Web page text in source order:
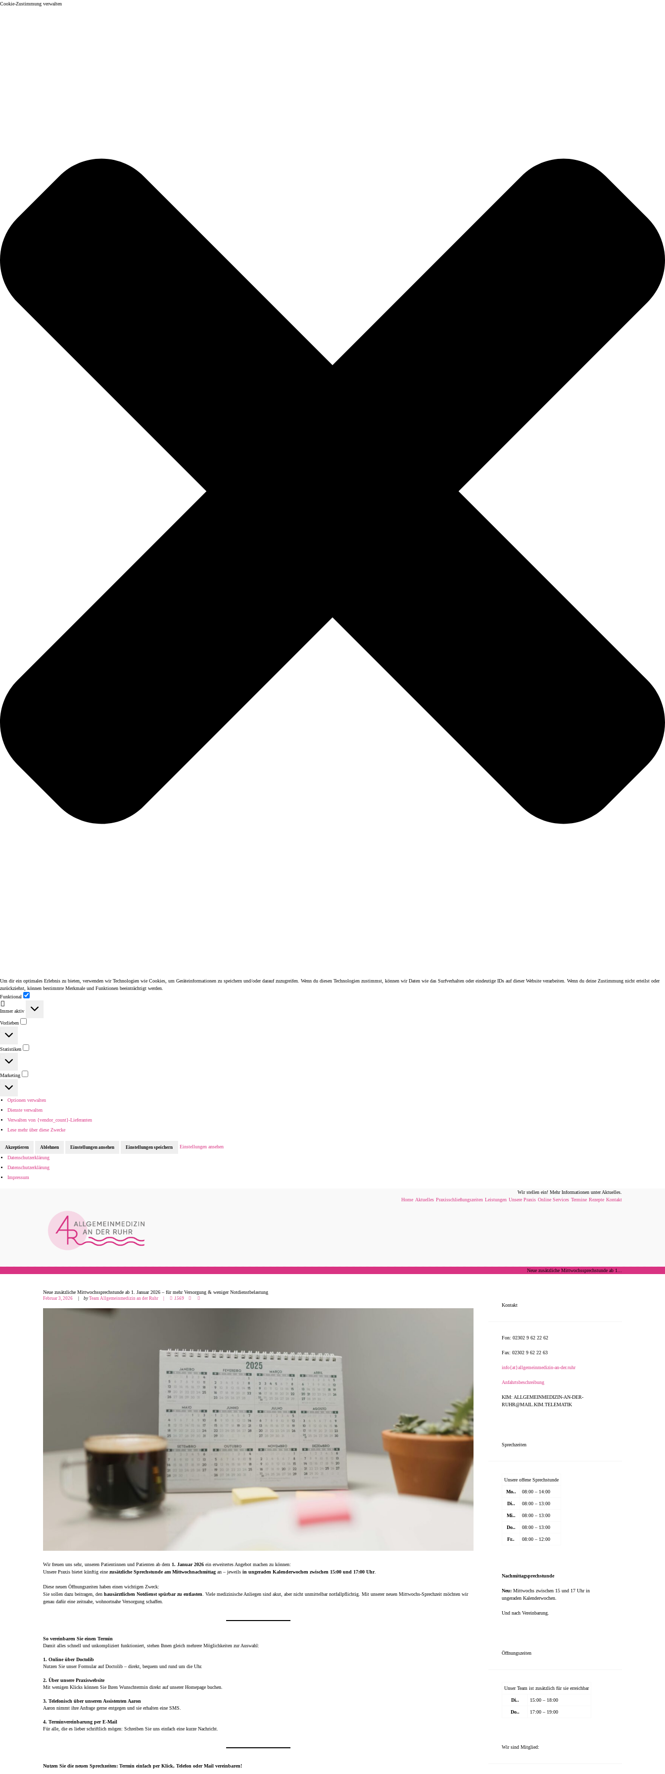
Cookie-Zustimmung verwalten
Um dir ein optimales Erlebnis zu bieten, verwenden wir Technologien wie Cookies, um Geräteinformationen zu speichern und/oder darauf zuzugreifen. Wenn du diesen Technologien zustimmst, können wir Daten wie das Surfverhalten oder eindeutige IDs auf dieser Website verarbeiten. Wenn du deine Zustimmung nicht erteilst oder
zurückziehst, können bestimmte Merkmale und Funktionen beeinträchtigt werden.
Funktional
Immer aktiv
Vorlieben
Statistiken
Marketing
Optionen verwalten
Dienste verwalten
Verwalten von {vendor_count}-Lieferanten
Lese mehr über diese Zwecke
Akzeptieren Ablehnen Einstellungen ansehen Einstellungen speichern
Einstellungen ansehen
Datenschutzerklärung
Datenschutzerklärung
Impressum
Wir stellen ein! Mehr Informationen unter Aktuelles.
Home Aktuelles Praxisschließungszeiten Leistungen Unsere Praxis Online Services Termine Rezepte Kontakt
Neue zusätzliche Mittwochssprechstunde ab 1...
Neue zusätzliche Mittwochssprechstunde ab 1. Januar 2026 – für mehr Versorgung & weniger Notdienstbelastung
Februar 3, 2026 by Team Allgemeinmedizin an der Ruhr 1569
Wir freuen uns sehr, unseren Patientinnen und Patienten ab dem 1. Januar 2026 ein erweitertes Angebot machen zu können:
Unsere Praxis bietet künftig eine zusätzliche Sprechstunde am Mittwochnachmittag an – jeweils in ungeraden Kalenderwochen zwischen 15:00 und 17:00 Uhr.
Diese neuen Öffnungszeiten haben einen wichtigen Zweck:
Sie sollen dazu beitragen, den hausärztlichen Notdienst spürbar zu entlasten . Viele medizinische Anliegen sind akut, aber nicht unmittelbar notfallpflichtig. Mit unserer neuen Mittwochs-Sprechzeit möchten wir
genau dafür eine zeitnahe, wohnortnahe Versorgung schaffen.
So vereinbaren Sie einen Termin
Damit alles schnell und unkompliziert funktioniert, stehen Ihnen gleich mehrere Möglichkeiten zur Auswahl:
1. Online über Doctolib
Nutzen Sie unser Formular auf Doctolib – direkt, bequem und rund um die Uhr.
2. Über unsere Praxiswebsite
Mit wenigen Klicks können Sie Ihren Wunschtermin direkt auf unserer Homepage buchen.
3. Telefonisch über unseren Assistenten Aaron
Aaron nimmt ihre Anfrage gerne entgegen und sie erhalten eine SMS.
4. Terminvereinbarung per E‑Mail
Für alle, die es lieber schriftlich mögen: Schreiben Sie uns einfach eine kurze Nachricht.
Nutzen Sie die neuen Sprechzeiten: Termin einfach per Klick, Telefon oder Mail vereinbaren!
Kontakt
Fon: 02302 9 62 22 62
Fax: 02302 9 62 22 63
info{at}allgemeinmedizin-an-der.ruhr
Anfahrtsbeschreibung
KIM: ALLGEMEINMEDIZIN-AN-DER-
RUHR@MAIL.KIM.TELEMATIK
Sprechzeiten
Unsere offene Sprechstunde
Mo.. 08:00 – 14:00
Di.. 08:00 – 13:00
Mi.. 08:00 – 13:00
Do.. 08:00 – 13:00
Fr.. 08:00 – 12:00
Nachmittagsprechstunde
Neu: Mittwochs zwischen 15 und 17 Uhr in
ungeraden Kalenderwochen.
Und nach Vereinbarung.
Öffnungszeiten
Unser Team ist zusätzlich für sie erreichbar
Di.. 15:00 – 18:00
Do.. 17:00 – 19:00
Wir sind Mitglied: